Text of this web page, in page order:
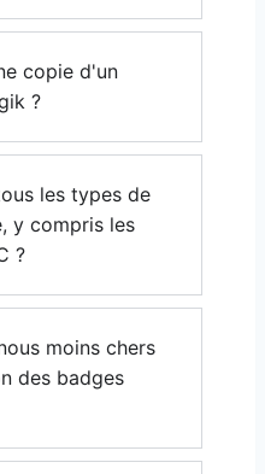
copie d'un
?
les types de
y compris les
?
moins chers
des badges